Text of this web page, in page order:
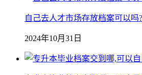
自己去人才市场存放档案可以吗?
2024年10月31日